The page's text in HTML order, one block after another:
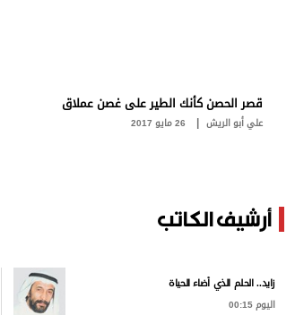
قصر الحصن كأنك الطير على غصن عملاق
علي أبو الريش | 26 مايو 2017
أرشيف الكاتب
زايد.. الحلم الذي أضاء الحياة
اليوم 00:15